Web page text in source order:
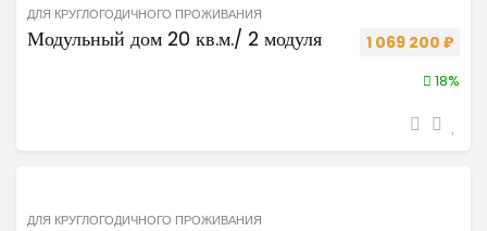
ДЛЯ КРУГЛОГОДИЧНОГО ПРОЖИВАНИЯ
Модульный дом 20 кв.м./ 2 модуля 1 069 200 ₽
18%
ДЛЯ КРУГЛОГОДИЧНОГО ПРОЖИВАНИЯ